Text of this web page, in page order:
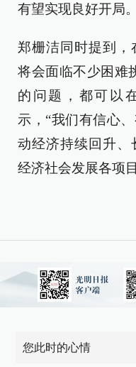
有望实现良好开局。
郑栅洁同时提到，
将会面临不少困难
的问题，都可以
示，“我们有信心
动经济持续回升、
经济社会发展各项
您此时的心情